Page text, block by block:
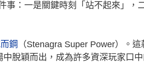
事：一是關鍵時刻「站不起來」，
鋼
（Stenagra Super Power）。
脫穎而出，成為許多資深玩家口